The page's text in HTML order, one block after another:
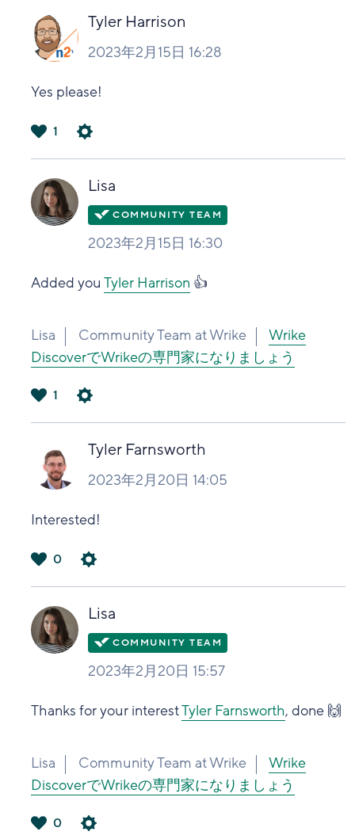
い
Tyler Harrison
2023年2月15日 16:28
Yes please!
い
1
Lisa
2023年2月15日 16:30
Added youTyler Harrison 👍
Lisa Community Team at Wrike
Wrike
DiscoverでWrikeの専門家になりましょう
1
Tyler Farnsworth
2023年2月20日 14:05
Interested!
い
0
Lisa
2023年2月20日 15:57
Thanks for your interestTyler Farnsworth, done 🙌
Lisa Community Team at Wrike
Wrike
DiscoverでWrikeの専門家になりましょう
0